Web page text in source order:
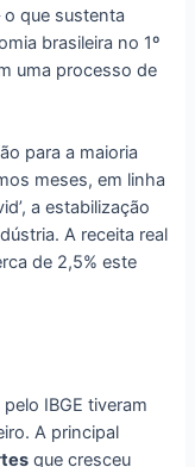
que sustenta
brasileira no 1º
uma processo de
para a maioria
meses, em linha
a estabilização
A receita real
de 2,5% este
IBGE tiveram
A principal
que cresceu